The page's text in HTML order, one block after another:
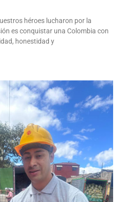
héroes lucharon por la
es conquistar una Colombia con
honestidad y